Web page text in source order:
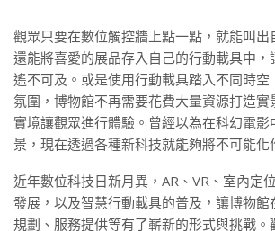
觀眾只要在數位觸控牆上點一點，就能叫出
還能將喜愛的展品存入自己的行動載具中，
遙不可及。或是使用行動載具踏入不同時空
氛圍，博物館不再需要花費大量資源打造實
實境讓觀眾進行體驗。曾經以為在科幻電影
景，現在透過各種新科技就能夠將不可能化
近年數位科技日新月異，AR、VR、室內定
發展，以及智慧行動載具的普及，讓博物館
規劃、服務提供等有了嶄新的形式與挑戰。